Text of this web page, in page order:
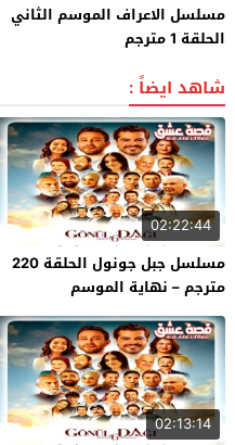
مسلسل الاعراف الموسم الثاني
الحلقة 1 مترجم
شاهد ايضاً :
02:22:44
مسلسل جبل جونول الحلقة 220
مترجم – نهاية الموسم
02:13:14